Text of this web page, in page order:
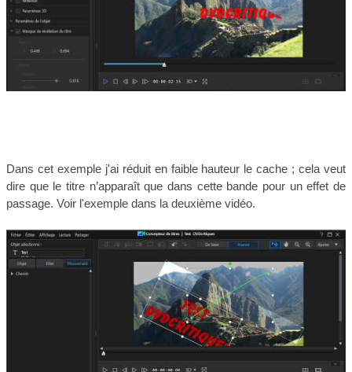
Dans cet exemple j'ai réduit en faible hauteur le cache ; cela veut
dire que le titre n’apparaît que dans cette bande pour un effet de
passage. Voir l'exemple dans la deuxième vidéo.